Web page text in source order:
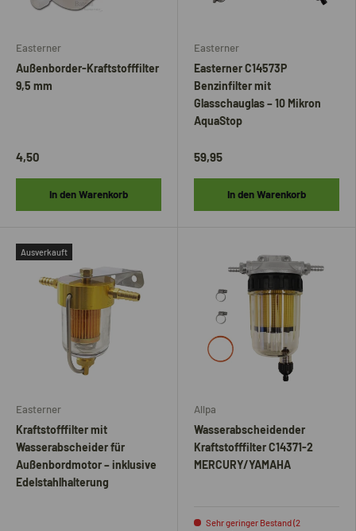
Easterner
Außenborder-Kraftstofffilter
9,5 mm
4,50
In den Warenkorb
Easterner
Easterner C14573P
Benzinfilter mit
Glasschauglas – 10 Mikron
AquaStop
59,95
In den Warenkorb
Ausverkauft
Easterner
Kraftstofffilter mit
Wasserabscheider für
Außenbordmotor – inklusive
Edelstahlhalterung
Allpa
Wasserabscheidender
Kraftstofffilter C14371-2
MERCURY/YAMAHA
Sehr geringer Bestand (2